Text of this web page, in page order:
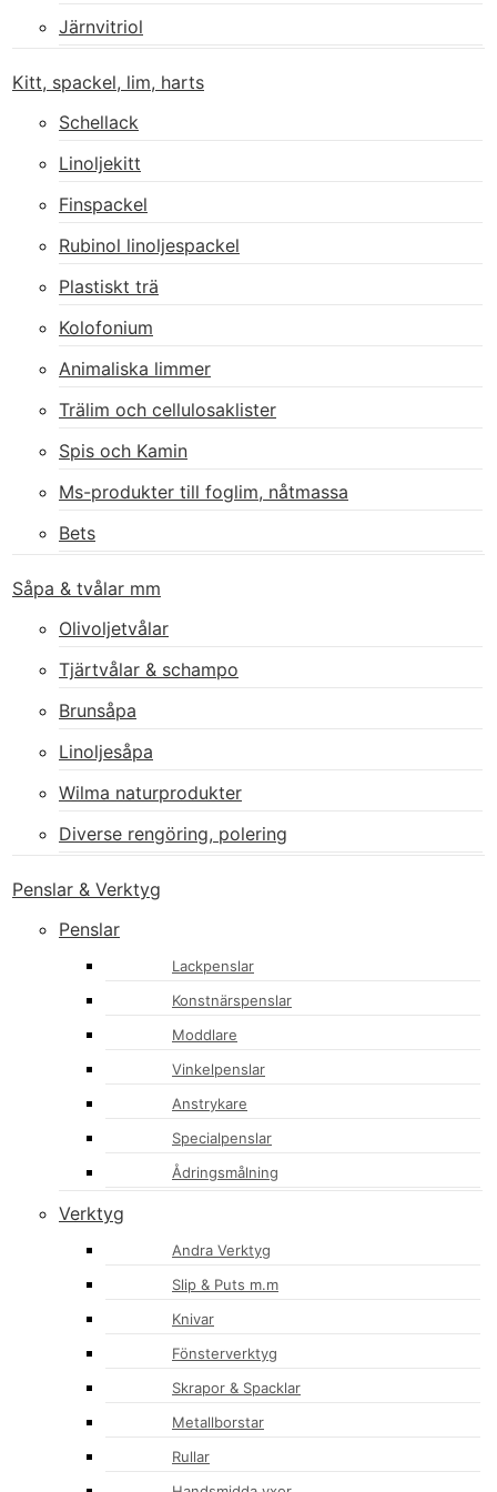
Järnvitriol
Kitt, spackel, lim, harts
Schellack
Linoljekitt
Finspackel
Rubinol linoljespackel
Plastiskt trä
Kolofonium
Animaliska limmer
Trälim och cellulosaklister
Spis och Kamin
Ms-produkter till foglim, nåtmassa
Bets
Såpa & tvålar mm
Olivoljetvålar
Tjärtvålar & schampo
Brunsåpa
Linoljesåpa
Wilma naturprodukter
Diverse rengöring, polering
Penslar & Verktyg
Penslar
Lackpenslar
Konstnärspenslar
Moddlare
Vinkelpenslar
Anstrykare
Specialpenslar
Ådringsmålning
Verktyg
Andra Verktyg
Slip & Puts m.m
Knivar
Fönsterverktyg
Skrapor & Spacklar
Metallborstar
Rullar